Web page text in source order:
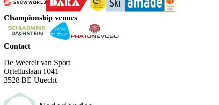
Championship venues
Contact
De Weerelt van Sport
Orteliuslaan 1041
3528 BE Utrecht